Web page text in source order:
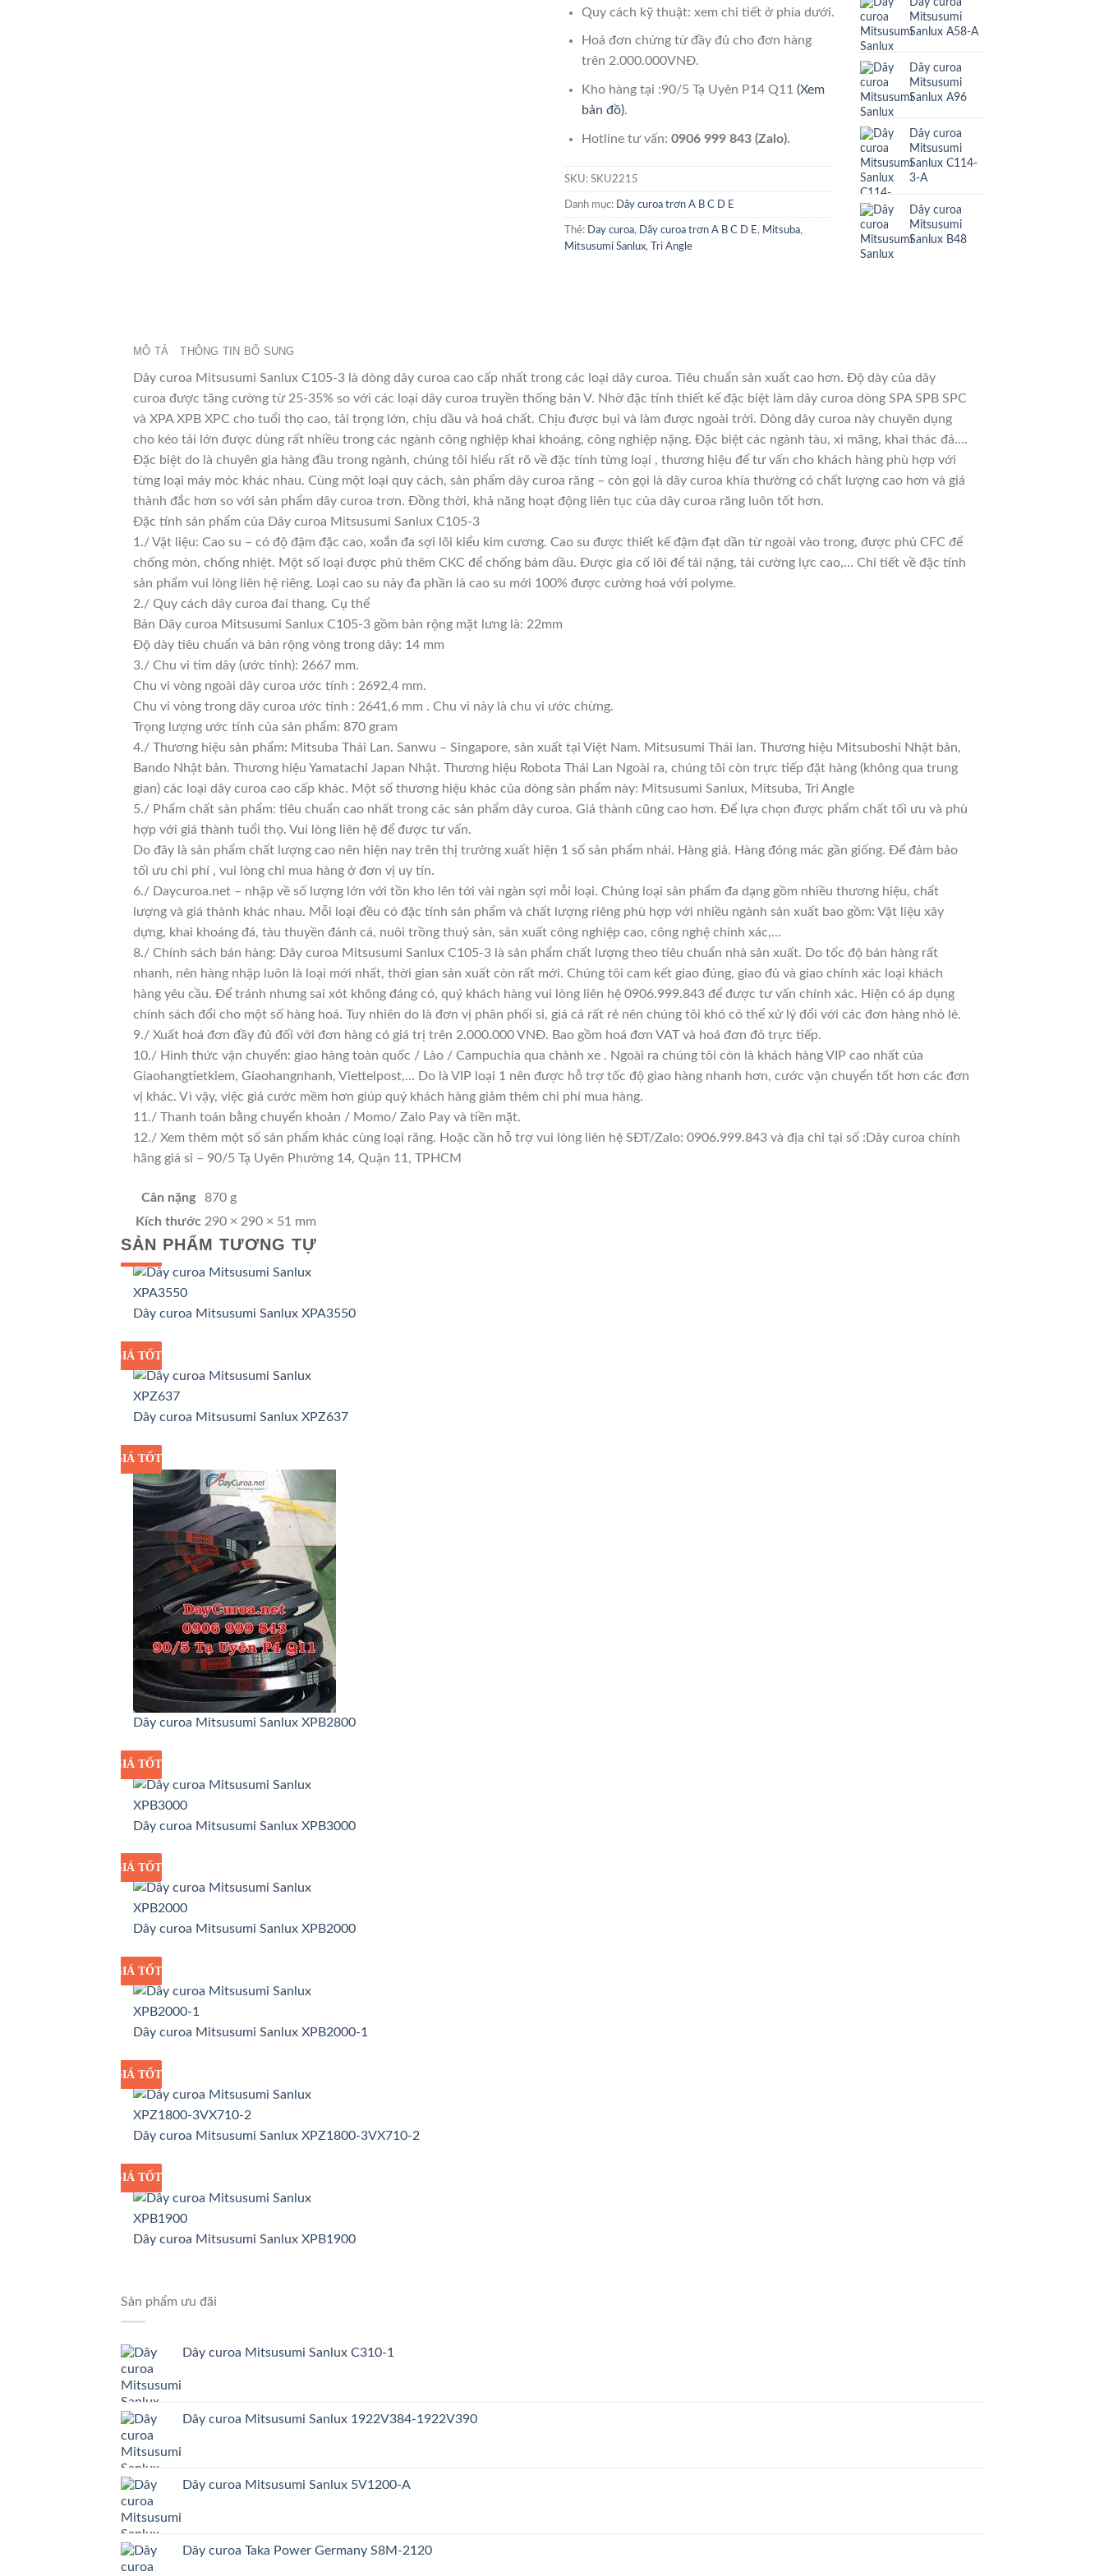
Quy cách kỹ thuật: xem chi tiết ở phía dưới.
Hoá đơn chứng từ đầy đủ cho đơn hàng
trên 2.000.000VNĐ.
Kho hàng tại :90/5 Tạ Uyên P14 Q11 (Xem
bản đồ).
Hotline tư vấn: 0906 999 843 (Zalo).
SKU: SKU2215
Danh mục: Dây curoa trơn A B C D E
Thẻ: Day curoa, Dây curoa trơn A B C D E , Mitsuba,
Mitsusumi Sanlux, Tri Angle
Mitsusumi
Sanlux A58-A
Dây curoa
Mitsusumi
Sanlux A96
Dây curoa
Mitsusumi
Sanlux C114-
3-A
Dây curoa
Mitsusumi
Sanlux B48
MÔ TẢ THÔNG TIN BỔ SUNG
Dây curoa Mitsusumi Sanlux C105-3 là dòng dây curoa cao cấp nhất trong các loại dây curoa. Tiêu chuẩn sản xuất cao hơn. Độ dày của dây
curoa được tăng cường từ 25-35% so với các loại dây curoa truyền thống bản V. Nhờ đặc tính thiết kế đặc biệt làm dây curoa dòng SPA SPB SPC
và XPA XPB XPC cho tuổi thọ cao, tải trọng lớn, chịu dầu và hoá chất. Chịu được bụi và làm được ngoài trời. Dòng dây curoa này chuyên dụng
cho kéo tải lớn được dùng rất nhiều trong các ngành công nghiệp khai khoáng, công nghiệp nặng. Đặc biệt các ngành tàu, xi măng, khai thác đá….
Đặc biệt do là chuyên gia hàng đầu trong ngành, chúng tôi hiểu rất rõ về đặc tính từng loại , thương hiệu để tư vấn cho khách hàng phù hợp với
từng loại máy móc khác nhau. Cùng một loại quy cách, sản phẩm dây curoa răng – còn gọi là dây curoa khía thường có chất lượng cao hơn và giá
thành đắc hơn so với sản phẩm dây curoa trơn. Đồng thời, khả năng hoạt động liên tục của dây curoa răng luôn tốt hơn.
Đặc tính sản phẩm của Dây curoa Mitsusumi Sanlux C105-3
1./ Vật liệu: Cao su – có độ đậm đặc cao, xoắn đa sợi lõi kiểu kim cương. Cao su được thiết kế đậm đạt dần từ ngoài vào trong, được phủ CFC để
chống mòn, chống nhiệt. Một số loại được phủ thêm CKC để chống bám dầu. Được gia cố lõi để tải nặng, tải cường lực cao,… Chi tiết về đặc tính
sản phẩm vui lòng liên hệ riêng. Loại cao su này đa phần là cao su mới 100% được cường hoá với polyme.
2./ Quy cách dây curoa đai thang. Cụ thể
Bản Dây curoa Mitsusumi Sanlux C105-3 gồm bản rộng mặt lưng là: 22mm
Độ dày tiêu chuẩn và bản rộng vòng trong dây: 14 mm
3./ Chu vi tim dây (ước tính): 2667 mm.
Chu vi vòng ngoài dây curoa ước tính : 2692,4 mm.
Chu vi vòng trong dây curoa ước tính : 2641,6 mm . Chu vi này là chu vi ước chừng.
Trọng lượng ước tính của sản phẩm: 870 gram
4./ Thương hiệu sản phẩm: Mitsuba Thái Lan. Sanwu – Singapore, sản xuất tại Việt Nam. Mitsusumi Thái lan. Thương hiệu Mitsuboshi Nhật bản,
Bando Nhật bản. Thương hiệu Yamatachi Japan Nhật. Thương hiệu Robota Thái Lan Ngoài ra, chúng tôi còn trực tiếp đặt hàng (không qua trung
gian) các loại dây curoa cao cấp khác. Một số thương hiệu khác của dòng sản phẩm này: Mitsusumi Sanlux, Mitsuba, Tri Angle
5./ Phẩm chất sản phẩm: tiêu chuẩn cao nhất trong các sản phẩm dây curoa. Giá thành cũng cao hơn. Để lựa chọn được phẩm chất tối ưu và phù
hợp với giá thành tuổi thọ. Vui lòng liên hệ để được tư vấn.
Do đây là sản phẩm chất lượng cao nên hiện nay trên thị trường xuất hiện 1 số sản phẩm nhái. Hàng giả. Hàng đóng mác gần giống. Để đảm bảo
tối ưu chi phí , vui lòng chỉ mua hàng ở đơn vị uy tín.
6./ Daycuroa.net – nhập về số lượng lớn với tồn kho lên tới vài ngàn sợi mỗi loại. Chủng loại sản phẩm đa dạng gồm nhiều thương hiệu, chất
lượng và giá thành khác nhau. Mỗi loại đều có đặc tính sản phẩm và chất lượng riêng phù hợp với nhiều ngành sản xuất bao gồm: Vật liệu xây
dựng, khai khoáng đá, tàu thuyền đánh cá, nuôi trồng thuỷ sản, sản xuất công nghiệp cao, công nghệ chính xác,…
8./ Chính sách bán hàng: Dây curoa Mitsusumi Sanlux C105-3 là sản phẩm chất lượng theo tiêu chuẩn nhà sản xuất. Do tốc độ bán hàng rất
nhanh, nên hàng nhập luôn là loại mới nhất, thời gian sản xuất còn rất mới. Chúng tôi cam kết giao đúng, giao đủ và giao chính xác loại khách
hàng yêu cầu. Để tránh nhưng sai xót không đáng có, quý khách hàng vui lòng liên hệ 0906.999.843 để được tư vấn chính xác. Hiện có áp dụng
chính sách đổi cho một số hàng hoá. Tuy nhiên do là đơn vị phân phối sỉ, giá cả rất rẻ nên chúng tôi khó có thể xử lý đổi với các đơn hàng nhỏ lẻ.
9./ Xuất hoá đơn đầy đủ đối với đơn hàng có giá trị trên 2.000.000 VNĐ. Bao gồm hoá đơn VAT và hoá đơn đỏ trực tiếp.
10./ Hình thức vận chuyển: giao hàng toàn quốc / Lào / Campuchia qua chành xe . Ngoài ra chúng tôi còn là khách hàng VIP cao nhất của
Giaohangtietkiem, Giaohangnhanh, Viettelpost,… Do là VIP loại 1 nên được hỗ trợ tốc độ giao hàng nhanh hơn, cước vận chuyển tốt hơn các đơn
vị khác. Vì vậy, việc giá cước mềm hơn giúp quý khách hàng giảm thêm chi phí mua hàng.
11./ Thanh toán bằng chuyển khoản / Momo/ Zalo Pay và tiền mặt.
12./ Xem thêm một số sản phẩm khác cùng loại răng. Hoặc cần hỗ trợ vui lòng liên hệ SĐT/Zalo: 0906.999.843 và địa chỉ tại số :Dây curoa chính
hãng giá sỉ – 90/5 Tạ Uyên Phường 14, Quận 11, TPHCM
Cân nặng
870 g
Kích thước 290 × 290 × 51 mm
SẢN PHẨM TƯƠNG TỰ
GIÁ SỈ
GIÁ TỐT
Dây curoa Mitsusumi Sanlux XPA3550
GIÁ SỈ
GIÁ TỐT
Dây curoa Mitsusumi Sanlux XPZ637
GIÁ SỈ
GIÁ TỐT
Dây curoa Mitsusumi Sanlux XPB2800
GIÁ SỈ
GIÁ TỐT
Dây curoa Mitsusumi Sanlux XPB3000
GIÁ SỈ
GIÁ TỐT
Dây curoa Mitsusumi Sanlux XPB2000
GIÁ SỈ
GIÁ TỐT
Dây curoa Mitsusumi Sanlux XPB2000-1
GIÁ SỈ
GIÁ TỐT
Dây curoa Mitsusumi Sanlux XPZ1800-3VX710-2
GIÁ SỈ
GIÁ TỐT
Dây curoa Mitsusumi Sanlux XPB1900
Sản phẩm ưu đãi
Dây curoa Mitsusumi Sanlux C310-1
Dây curoa Mitsusumi Sanlux 1922V384-1922V390
Dây curoa Mitsusumi Sanlux 5V1200-A
Dây curoa Taka Power Germany S8M-2120